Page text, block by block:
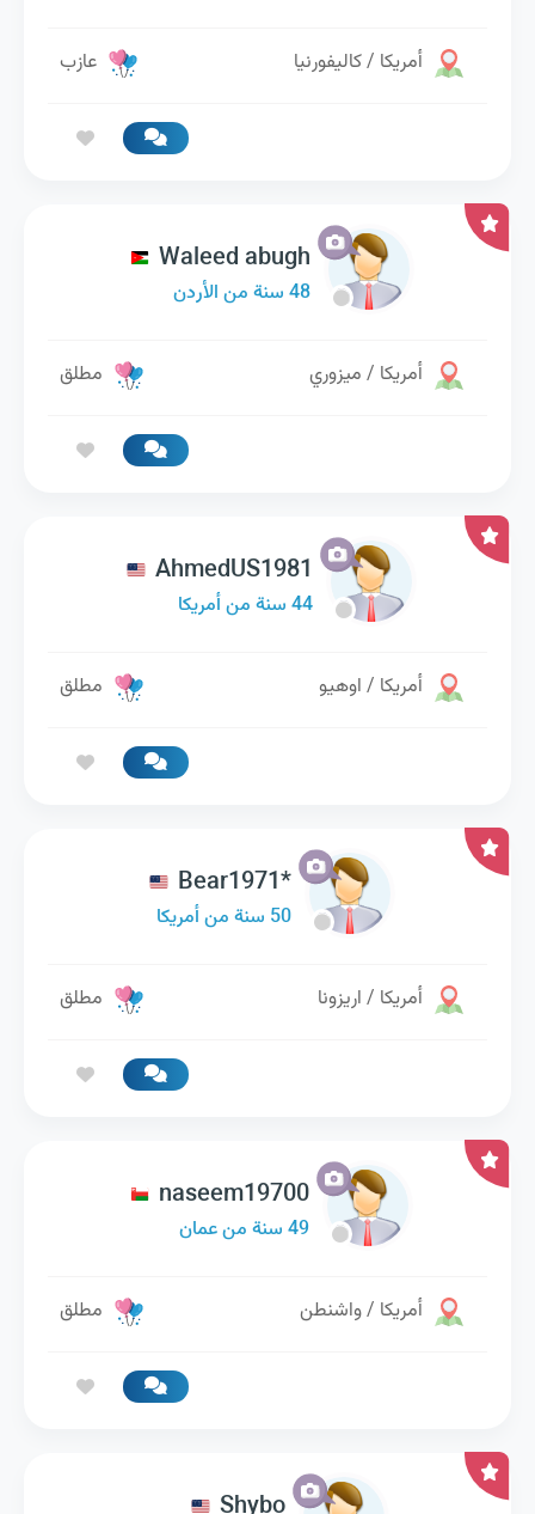
أمريكا / كاليفورنيا عازب
Waleed abugh
48 سنة من الأردن
أمريكا / ميزوري مطلق
AhmedUS1981
44 سنة من أمريكا
أمريكا / اوهيو مطلق
Bear1971*
50 سنة من أمريكا
أمريكا / اريزونا مطلق
naseem19700
49 سنة من عمان
أمريكا / واشنطن مطلق